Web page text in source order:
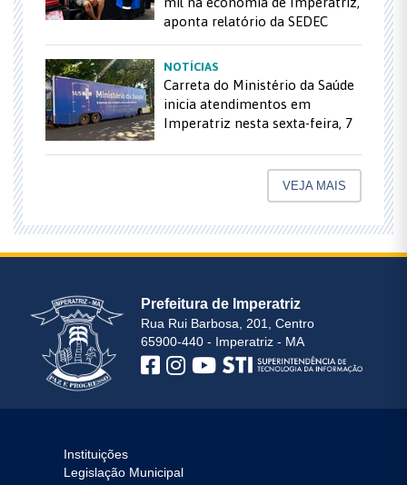
aponta relatório da SEDEC
NOTÍCIAS
Carreta do Ministério da Saúde
inicia atendimentos em
Imperatriz nesta sexta-feira, 7
VEJA MAIS
Prefeitura de Imperatriz
Rua Rui Barbosa, 201, Centro
65900-440 - Imperatriz - MA
Instituições
Legislação Municipal